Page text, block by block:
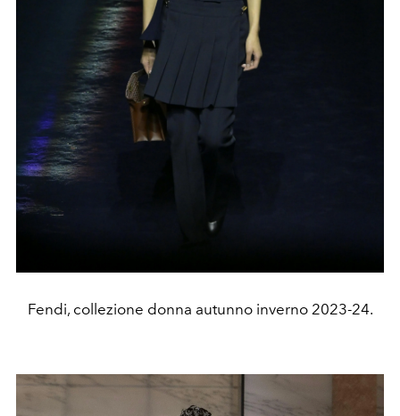
Fendi, collezione donna autunno inverno 2023-24.